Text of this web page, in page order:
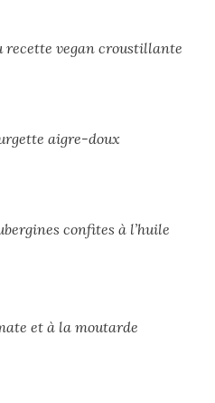
recette vegan croustillante
aigre-doux
confites à l’huile
et à la moutarde